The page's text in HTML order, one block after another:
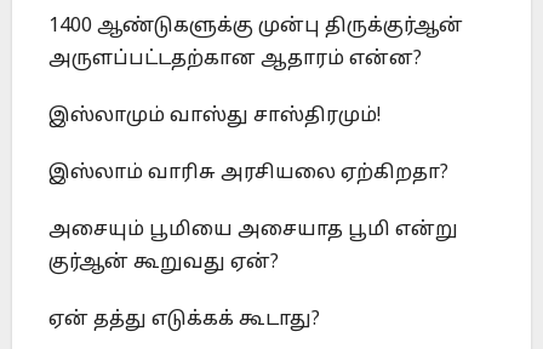
1400 ஆண்டுகளுக்கு முன்பு திருக்குர்ஆன்
அருளப்பட்டதற்கான ஆதாரம் என்ன?
இஸ்லாமும் வாஸ்து சாஸ்திரமும்!
இஸ்லாம் வாரிசு அரசியலை ஏற்கிறதா?
அசையும் பூமியை அசையாத பூமி என்று
குர்ஆன் கூறுவது ஏன்?
ஏன் தத்து எடுக்கக் கூடாது?